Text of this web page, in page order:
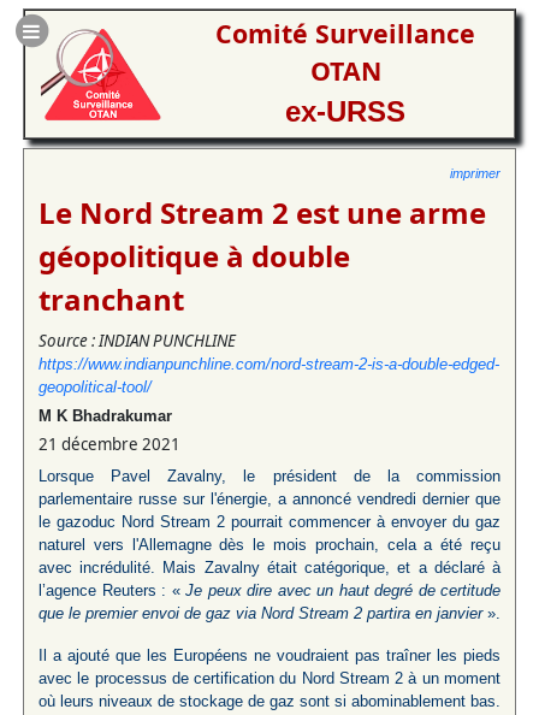
Comité Surveillance
OTAN
ex-URSS
imprimer
Le Nord Stream 2 est une arme
géopolitique à double
tranchant
Source : INDIAN PUNCHLINE
https://www.indianpunchline.com/nord-stream-2-is-a-double-edged-
geopolitical-tool/
M K Bhadrakumar
21 décembre 2021
Lorsque Pavel Zavalny, le président de la commission
parlementaire russe sur l'énergie, a annoncé vendredi dernier que
le gazoduc Nord Stream 2 pourrait commencer à envoyer du gaz
naturel vers l'Allemagne dès le mois prochain, cela a été reçu
avec incrédulité. Mais Zavalny était catégorique, et a déclaré à
l’agence Reuters : « Je peux dire avec un haut degré de certitude
que le premier envoi de gaz via Nord Stream 2 partira en janvier».
Il a ajouté que les Européens ne voudraient pas traîner les pieds
avec le processus de certification du Nord Stream 2 à un moment
où leurs niveaux de stockage de gaz sont si abominablement bas.